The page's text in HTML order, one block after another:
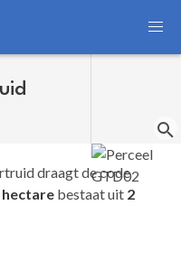
draagt de code
hectare bestaat uit 2